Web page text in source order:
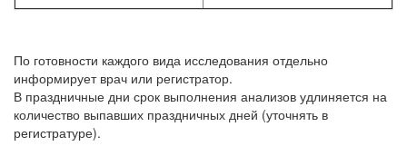
По готовности каждого вида исследования отдельно
информирует врач или регистратор.
В праздничные дни срок выполнения анализов удлиняется на
количество выпавших праздничных дней (уточнять в
регистратуре).